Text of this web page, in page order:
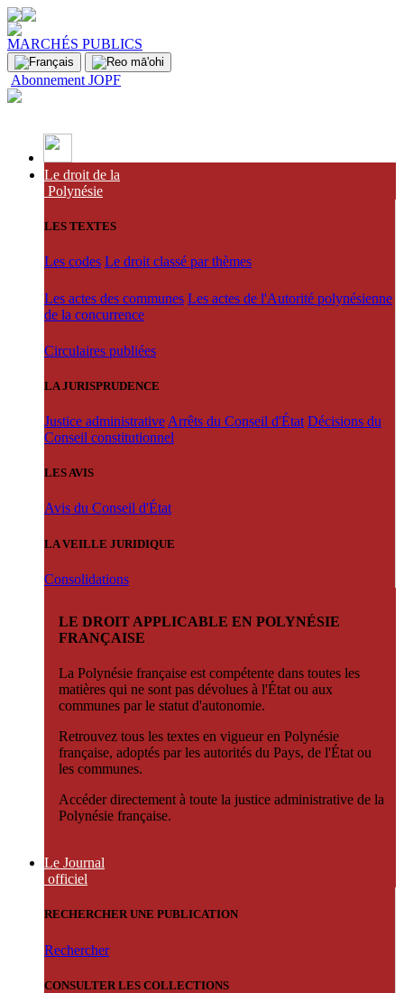
MARCHÉS PUBLICS
Abonnement JOPF
Le droit de la
Polynésie
LES TEXTES
Les codes Le droit classé par thèmes
Les actes des communes Les actes de l'Autorité polynésienne
de la concurrence
Circulaires publiées
LA JURISPRUDENCE
Justice administrative Arrêts du Conseil d'État Décisions du
Conseil constitutionnel
LES AVIS
Avis du Conseil d'État
LA VEILLE JURIDIQUE
Consolidations
LE DROIT APPLICABLE EN POLYNÉSIE
FRANÇAISE
La Polynésie française est compétente dans toutes les
matières qui ne sont pas dévolues à l'État ou aux
communes par le statut d'autonomie.
Retrouvez tous les textes en vigueur en Polynésie
française, adoptés par les autorités du Pays, de l'État ou
les communes.
Accéder directement à toute la justice administrative de la
Polynésie française.
Le Journal
officiel
RECHERCHER UNE PUBLICATION
Rechercher
CONSULTER LES COLLECTIONS